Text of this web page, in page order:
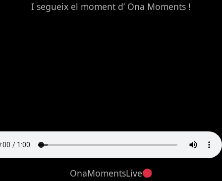
I segueix el moment d’ Ona Moments !
OnaMomentsLive